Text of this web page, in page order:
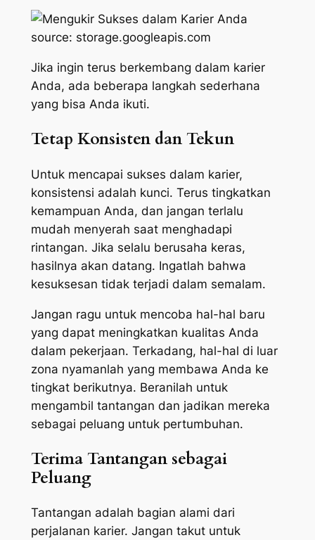
source: storage.googleapis.com
Jika ingin terus berkembang dalam karier
Anda, ada beberapa langkah sederhana
yang bisa Anda ikuti.
Tetap Konsisten dan Tekun
Untuk mencapai sukses dalam karier,
konsistensi adalah kunci. Terus tingkatkan
kemampuan Anda, dan jangan terlalu
mudah menyerah saat menghadapi
rintangan. Jika selalu berusaha keras,
hasilnya akan datang. Ingatlah bahwa
kesuksesan tidak terjadi dalam semalam.
Jangan ragu untuk mencoba hal-hal baru
yang dapat meningkatkan kualitas Anda
dalam pekerjaan. Terkadang, hal-hal di luar
zona nyamanlah yang membawa Anda ke
tingkat berikutnya. Beranilah untuk
mengambil tantangan dan jadikan mereka
sebagai peluang untuk pertumbuhan.
Terima Tantangan sebagai
Peluang
Tantangan adalah bagian alami dari
perjalanan karier. Jangan takut untuk